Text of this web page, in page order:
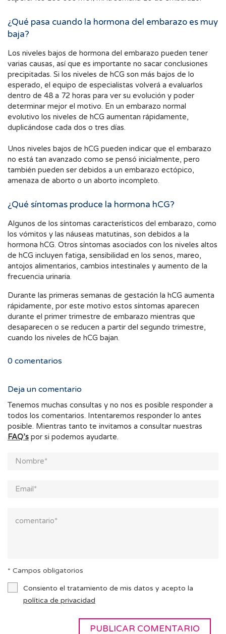
¿Qué pasa cuando la hormona del embarazo es muy
baja?
Los niveles bajos de hormona del embarazo pueden tener
varias causas, así que es importante no sacar conclusiones
precipitadas. Si los niveles de hCG son más bajos de lo
esperado, el equipo de especialistas volverá a evaluarlos
dentro de 48 a 72 horas para ver su evolución y poder
determinar mejor el motivo. En un embarazo normal
evolutivo los niveles de hCG aumentan rápidamente,
duplicándose cada dos o tres días.
Unos niveles bajos de hCG pueden indicar que el embarazo
no está tan avanzado como se pensó inicialmente, pero
también pueden ser debidos a un embarazo ectópico,
amenaza de aborto o un aborto incompleto.
¿Qué síntomas produce la hormona hCG?
Algunos de los síntomas característicos del embarazo, como
los vómitos y las náuseas matutinas, son debidos a la
hormona hCG. Otros síntomas asociados con los niveles altos
de hCG incluyen fatiga, sensibilidad en los senos, mareo,
antojos alimentarios, cambios intestinales y aumento de la
frecuencia urinaria.
Durante las primeras semanas de gestación la hCG aumenta
rápidamente, por este motivo estos síntomas aparecen
durante el primer trimestre de embarazo mientras que
desaparecen o se reducen a partir del segundo trimestre,
cuando los niveles de hCG bajan.
0 comentarios
Deja un comentario
Tenemos muchas consultas y no nos es posible responder a
todos los comentarios. Intentaremos responder lo antes
posible. Mientras tanto te invitamos a consultar nuestras
FAQ’s por si podemos ayudarte.
* Campos obligatorios
Consiento el tratamiento de mis datos y acepto la
política de privacidad